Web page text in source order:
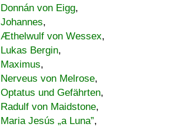
Donnán von Eigg,
Johannes,
Æthelwulf von Wessex,
Lukas Bergin,
Maximus,
Nerveus von Melrose,
Optatus und Gefährten,
Radulf von Maidstone,
Maria Jesús „a Luna”,